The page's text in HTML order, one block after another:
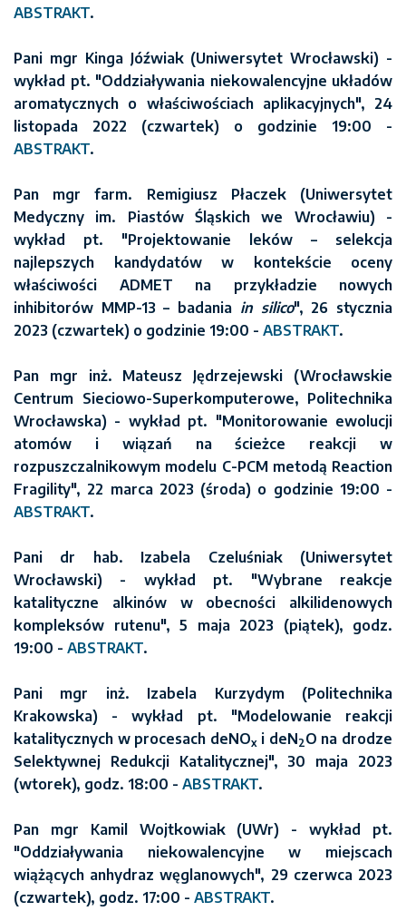
ABSTRAKT.
Pani mgr Kinga Jóźwiak (Uniwersytet Wrocławski) -
wykład pt. "Oddziaływania niekowalencyjne układów
aromatycznych o właściwościach aplikacyjnych", 24
listopada 2022 (czwartek) o godzinie 19:00 -
ABSTRAKT.
Pan mgr farm. Remigiusz Płaczek (Uniwersytet
Medyczny im. Piastów Śląskich we Wrocławiu) -
wykład pt. "Projektowanie leków – selekcja
najlepszych kandydatów w kontekście oceny
właściwości ADMET na przykładzie nowych
inhibitorów MMP-13 – badania in silico", 26 stycznia
2023 (czwartek) o godzinie 19:00 - ABSTRAKT.
Pan mgr inż. Mateusz Jędrzejewski (Wrocławskie
Centrum Sieciowo-Superkomputerowe, Politechnika
Wrocławska) - wykład pt. "Monitorowanie ewolucji
atomów i wiązań na ścieżce reakcji w
rozpuszczalnikowym modelu C-PCM metodą Reaction
Fragility", 22 marca 2023 (środa) o godzinie 19:00 -
ABSTRAKT.
Pani dr hab. Izabela Czeluśniak (Uniwersytet
Wrocławski) - wykład pt. "Wybrane reakcje
katalityczne alkinów w obecności alkilidenowych
kompleksów rutenu", 5 maja 2023 (piątek), godz.
19:00 - ABSTRAKT.
Pani mgr inż. Izabela Kurzydym (Politechnika
Krakowska) - wykład pt. "Modelowanie reakcji
katalitycznych w procesach deNOxi deN2O na drodze
Selektywnej Redukcji Katalitycznej", 30 maja 2023
(wtorek), godz. 18:00 - ABSTRAKT.
Pan mgr Kamil Wojtkowiak (UWr) - wykład pt.
"Oddziaływania niekowalencyjne w miejscach
wiążących anhydraz węglanowych", 29 czerwca 2023
(czwartek), godz. 17:00 - ABSTRAKT.